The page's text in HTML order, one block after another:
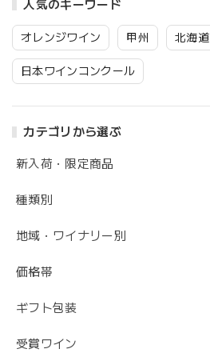
人気のキーワード
オレンジワイン 甲州 北海道
日本ワインコンクール
カテゴリから選ぶ
新入荷・限定商品
種類別
地域・ワイナリー別
価格帯
ギフト包装
受賞ワイン